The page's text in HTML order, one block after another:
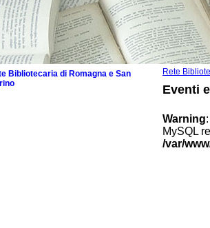
Rete
Eventi
Warning
MySQL
/var/
Bibliotecaria di Romagna e San